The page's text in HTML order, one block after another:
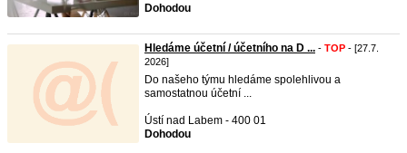
Dohodou
Hledáme účetní / účetního na D ... - TOP - [27.7.
2026]
Do našeho týmu hledáme spolehlivou a
samostatnou účetní ...
Ústí nad Labem - 400 01
Dohodou